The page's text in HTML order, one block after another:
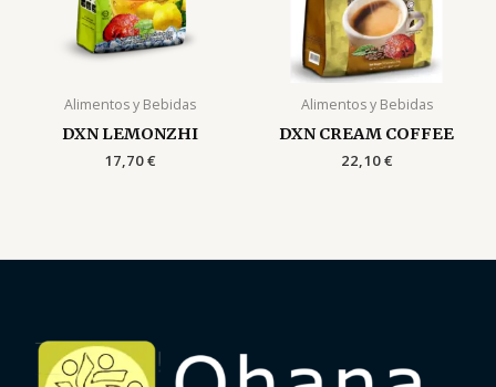
Alimentos y Bebidas
DXN LEMONZHI
17,70€
Alimentos y Bebidas
DXN CREAM COFFEE
22,10€